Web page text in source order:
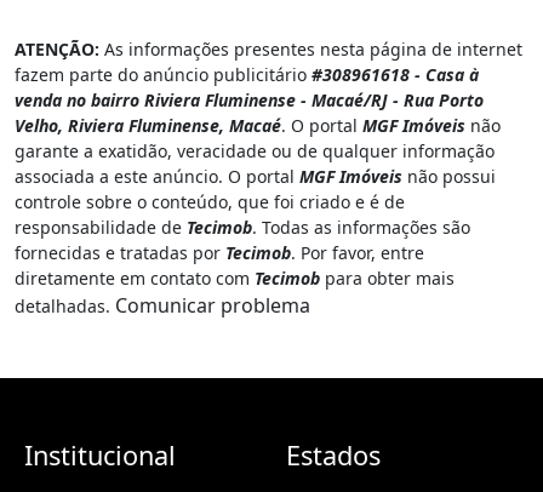
ATENÇÃO: As informações presentes nesta página de internet
fazem parte do anúncio publicitário #308961618 - Casa à
venda no bairro Riviera Fluminense - Macaé/RJ - Rua Porto
Velho, Riviera Fluminense, Macaé. O portal MGF Imóveis não
garante a exatidão, veracidade ou de qualquer informação
associada a este anúncio. O portal MGF Imóveis não possui
controle sobre o conteúdo, que foi criado e é de
responsabilidade de Tecimob. Todas as informações são
fornecidas e tratadas por Tecimob. Por favor, entre
diretamente em contato com Tecimob para obter mais
detalhadas. Comunicar problema
Institucional Estados